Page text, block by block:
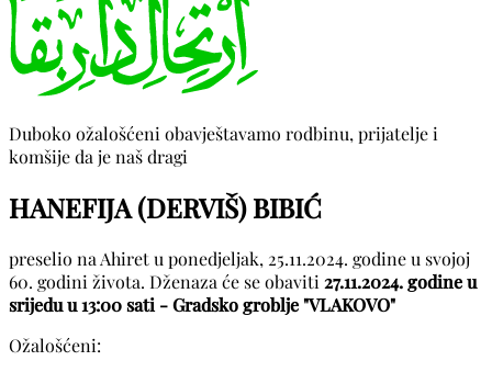
Duboko ožalošćeni obavještavamo rodbinu, prijatelje i
komšije da je naš dragi
HANEFIJA (DERVIŠ) BIBIĆ
preselio na Ahiret u ponedjeljak, 25.11.2024. godine u svojoj
60. godini života. Dženaza će se obaviti 27.11.2024. godine u
srijedu u 13:00 sati - Gradsko groblje "VLAKOVO"
Ožalošćeni: